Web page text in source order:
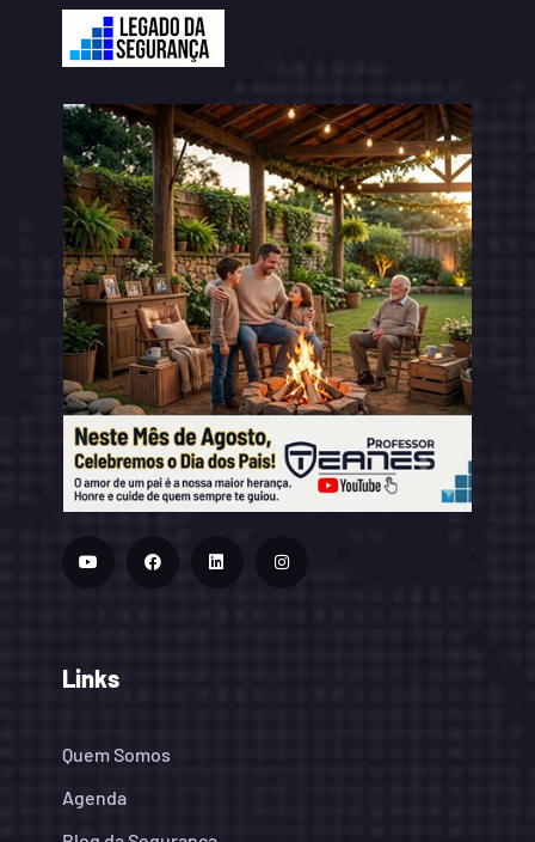
Links
Quem Somos
Agenda